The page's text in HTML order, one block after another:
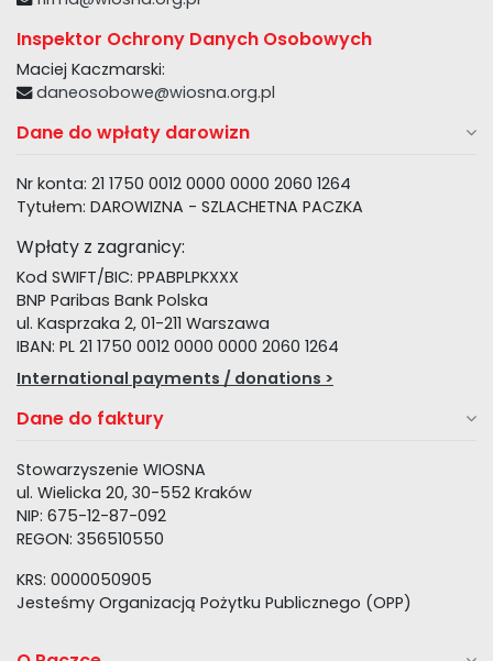
Inspektor Ochrony Danych Osobowych
Maciej Kaczmarski:
daneosobowe@wiosna.org.pl
Dane do wpłaty darowizn
Nr konta: 21 1750 0012 0000 0000 2060 1264
Tytułem: DAROWIZNA - SZLACHETNA PACZKA
Wpłaty z zagranicy:
Kod SWIFT/BIC: PPABPLPKXXX
BNP Paribas Bank Polska
ul. Kasprzaka 2, 01-211 Warszawa
IBAN: PL 21 1750 0012 0000 0000 2060 1264
International payments / donations >
Dane do faktury
Stowarzyszenie WIOSNA
ul. Wielicka 20, 30-552 Kraków
NIP: 675-12-87-092
REGON: 356510550
KRS: 0000050905
Jesteśmy Organizacją Pożytku Publicznego (OPP)